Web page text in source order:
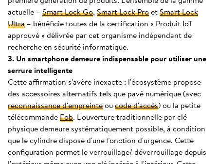
actuelle – Smart Lock Go, Smart Lock ProetSmart Lock
Ultra – bénéficie toutes de la certification « Produit IoT
approuvé » délivrée par cet organisme indépendant de
recherche en sécurité informatique.
3. Un smartphone demeure indispensable pour utiliser une
serrure intelligente
Cette affirmation s'avère inexacte : l'écosystème propose
des accessoires alternatifs tels que pavé numérique (avec
reconnaissance d'empreinteoucode d'accès) ou la petite
télécommandeFob. L'ouverture traditionnelle par clé
physique demeure systématiquement possible, à condition
que le cylindre dispose d'une fonction d'urgence. Cette
configuration permet le verrouillage/ déverrouillage depuis